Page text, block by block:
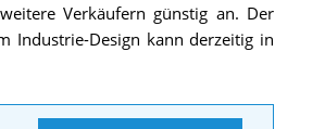
Verkäufern günstig an. Der
Industrie-Design kann derzeitig in